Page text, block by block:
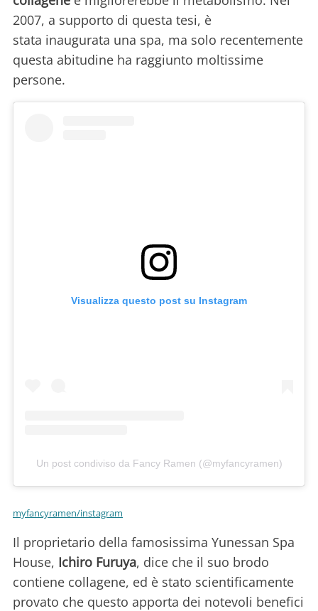
2007, a supporto di questa tesi, è
stata inaugurata una spa, ma solo recentemente
questa abitudine ha raggiunto moltissime
persone.
Visualizza questo post su Instagram
Un post condiviso da Fancy Ramen (@myfancyramen)
myfancyramen/instagram
Il proprietario della famosissima Yunessan Spa
House, Ichiro Furuya, dice che il suo brodo
contiene collagene, ed è stato scientificamente
provato che questo apporta dei notevoli benefici